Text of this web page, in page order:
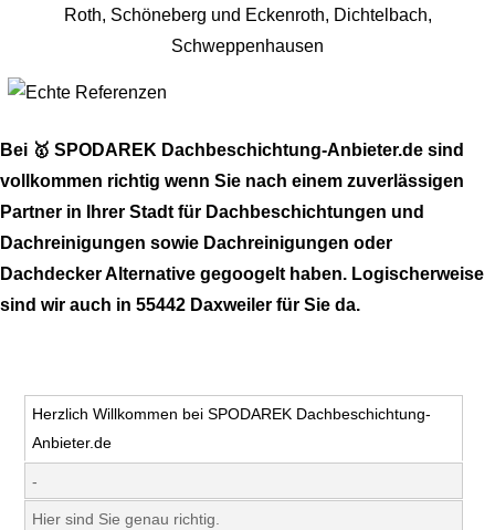
Bei 🥇 SPODAREK Dachbeschichtung-Anbieter.de sind
vollkommen richtig wenn Sie nach einem zuverlässigen
Partner in Ihrer Stadt für Dachbeschichtungen und
Dachreinigungen sowie Dachreinigungen oder
Dachdecker Alternative gegoogelt haben. Logischerweise
sind wir auch in 55442 Daxweiler für Sie da.
Herzlich Willkommen bei SPODAREK Dachbeschichtung-
Anbieter.de
-
Hier sind Sie genau richtig.